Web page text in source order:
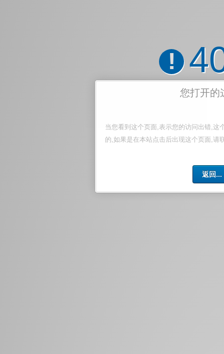
!
您打开的
当您看到这个页面,表示您的访问出错,这
的,如果是在本站点击后出现这个页面,请
返回...